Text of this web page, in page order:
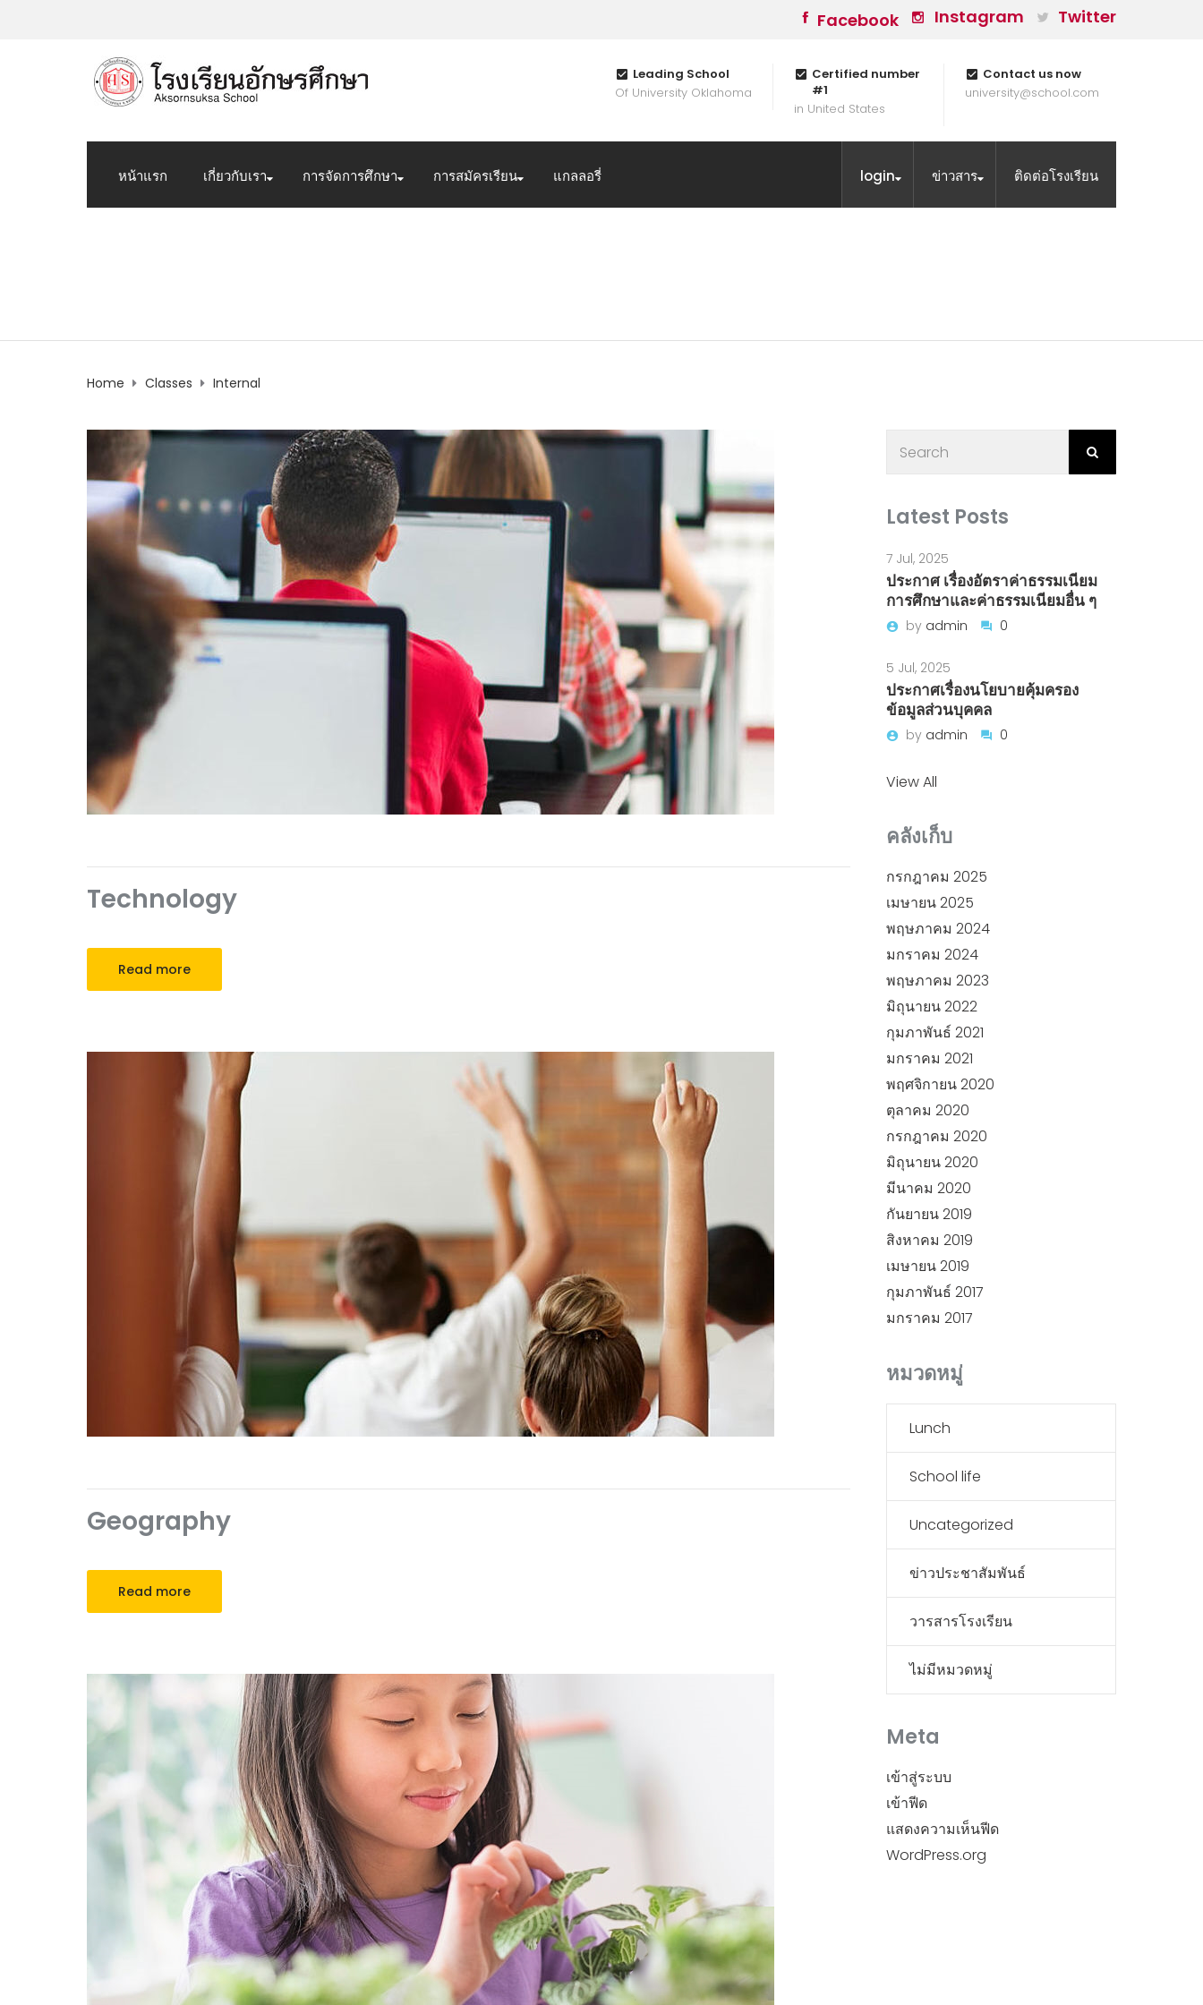
Twitter
Instagram
Facebook
Leading School
Of University Oklahoma
Certified number
#1
in United States
Contact us now
university@school.com
หน้าแรก เกี่ยวกับเรา การจัดการศึกษา การสมัครเรียน แกลลอรี่ ติดต่อโรงเรียน
ข่าวสาร
login
Home Classes Internal
Technology
Read more
Geography
Read more
Latest Posts
7 Jul, 2025
ประกาศ เรื่องอัตราค่าธรรมเนียม
การศึกษาและค่าธรรมเนียมอื่น ๆ
by admin 0
5 Jul, 2025
ประกาศเรื่องนโยบายคุ้มครอง
ข้อมูลส่วนบุคคล
by admin 0
View All
คลังเก็บ
กรกฎาคม 2025
เมษายน 2025
พฤษภาคม 2024
มกราคม 2024
พฤษภาคม 2023
มิถุนายน 2022
กุมภาพันธ์ 2021
มกราคม 2021
พฤศจิกายน 2020
ตุลาคม 2020
กรกฎาคม 2020
มิถุนายน 2020
มีนาคม 2020
กันยายน 2019
สิงหาคม 2019
เมษายน 2019
กุมภาพันธ์ 2017
มกราคม 2017
หมวดหมู่
Lunch
School life
Uncategorized
ข่าวประชาสัมพันธ์
วารสารโรงเรียน
ไม่มีหมวดหมู่
Meta
เข้าสู่ระบบ
เข้าฟีด
แสดงความเห็นฟีด
WordPress.org